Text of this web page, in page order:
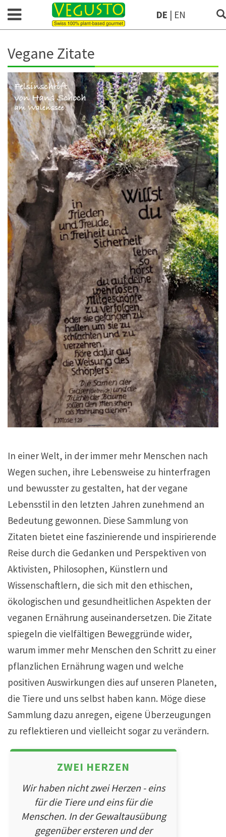
DE | EN
Vegane Zitate
In einer Welt, in der immer mehr Menschen nach
Wegen suchen, ihre Lebensweise zu hinterfragen
und bewusster zu gestalten, hat der vegane
Lebensstil in den letzten Jahren zunehmend an
Bedeutung gewonnen. Diese Sammlung von
Zitaten bietet eine faszinierende und inspirierende
Reise durch die Gedanken und Perspektiven von
Aktivisten, Philosophen, Künstlern und
Wissenschaftlern, die sich mit den ethischen,
ökologischen und gesundheitlichen Aspekten der
veganen Ernährung auseinandersetzen. Die Zitate
spiegeln die vielfältigen Beweggründe wider,
warum immer mehr Menschen den Schritt zu einer
pflanzlichen Ernährung wagen und welche
positiven Auswirkungen dies auf unseren Planeten,
die Tiere und uns selbst haben kann. Möge diese
Sammlung dazu anregen, eigene Überzeugungen
zu reflektieren und vielleicht sogar zu verändern.
ZWEI HERZEN
Wir haben nicht zwei Herzen - eins
für die Tiere und eins für die
Menschen. In der Gewaltausübung
gegenüber ersteren und der